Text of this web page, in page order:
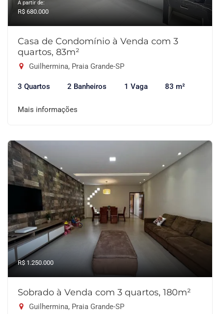
A partir de:
R$ 680.000
Casa de Condomínio à Venda com 3
quartos, 83m²
Guilhermina, Praia Grande-SP
3 Quartos 2 Banheiros 1 Vaga 83 m²
Mais informações
R$ 1.250.000
Sobrado à Venda com 3 quartos, 180m²
Guilhermina, Praia Grande-SP